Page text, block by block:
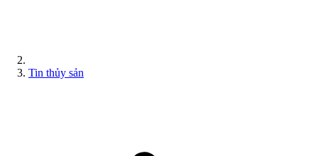
Tin thủy sản